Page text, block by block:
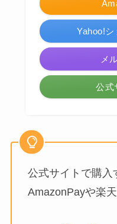
Yahoo!シ
メ
公式
公式サイトで購入
AmazonPayや楽